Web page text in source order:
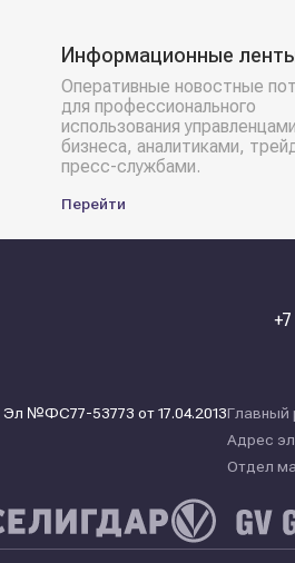
Информационные
Оперативные новостные
для профессионального
использования управленцами
бизнеса, аналитиками,
пресс-службами.
Перейти
Эл №ФС77-53773 от 17.04.2013Главный
Адрес
Отдел